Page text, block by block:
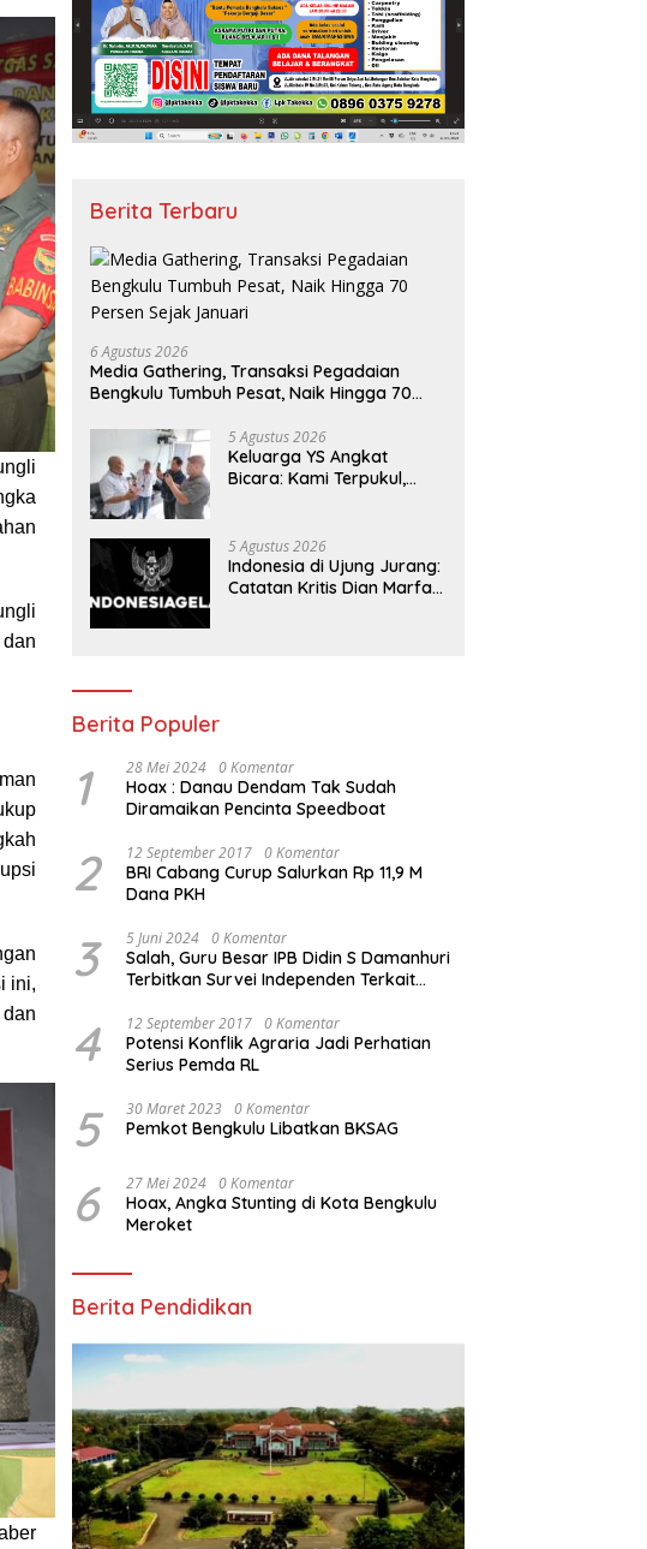
ini,
Berita Terbaru
6 Agustus 2026
Media Gathering, Transaksi Pegadaian
Bengkulu Tumbuh Pesat, Naik Hingga 70
5 Agustus 2026
Keluarga YS Angkat
Bicara: Kami Terpukul,
5 Agustus 2026
Indonesia di Ujung Jurang:
Catatan Kritis Dian Marfani
Berita Populer
1 28 Mei 2024 0 Komentar
Hoax : Danau Dendam Tak Sudah
Diramaikan Pencinta Speedboat
2 12 September 2017 0 Komentar
BRI Cabang Curup Salurkan Rp 11,9 M
Dana PKH
3 5 Juni 2024 0 Komentar
Salah, Guru Besar IPB Didin S Damanhuri
Terbitkan Survei Independen Terkait
4 12 September 2017 0 Komentar
Potensi Konflik Agraria Jadi Perhatian
Serius Pemda RL
5 30 Maret 2023 0 Komentar
Pemkot Bengkulu Libatkan BKSAG
6 27 Mei 2024 0 Komentar
Hoax, Angka Stunting di Kota Bengkulu
Meroket
Berita Pendidikan